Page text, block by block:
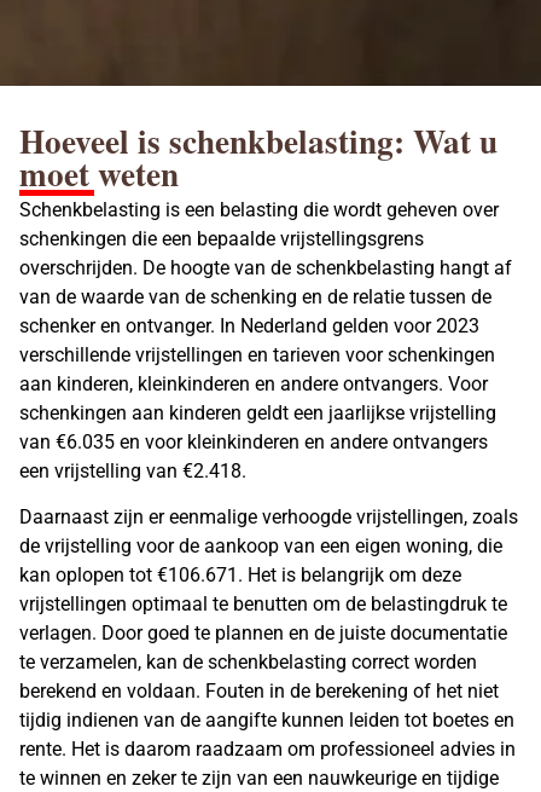
Hoeveel is schenkbelasting: Wat u
moet weten
Schenkbelasting is een belasting die wordt geheven over
schenkingen die een bepaalde vrijstellingsgrens
overschrijden. De hoogte van de schenkbelasting hangt af
van de waarde van de schenking en de relatie tussen de
schenker en ontvanger. In Nederland gelden voor 2023
verschillende vrijstellingen en tarieven voorschenkingen
aan kinderen, kleinkinderen en andere ontvangers. Voor
schenkingen aan kinderen geldt een jaarlijkse vrijstelling
van €6.035 en voor kleinkinderen en andere ontvangers
een vrijstelling van €2.418.
Daarnaast zijn er eenmalige verhoogde vrijstellingen, zoals
de vrijstelling voor de aankoop van een eigen woning, die
kan oplopen tot €106.671. Het is belangrijk om deze
vrijstellingen optimaal te benutten om de belastingdruk te
verlagen. Door goed te plannen en de juiste documentatie
te verzamelen, kan de schenkbelasting correct worden
berekend en voldaan. Fouten in de berekening of het niet
tijdig indienen van de aangifte kunnen leiden tot boetes en
rente. Het is daarom raadzaam om professioneel advies in
te winnen en zeker te zijn van een nauwkeurige en tijdige